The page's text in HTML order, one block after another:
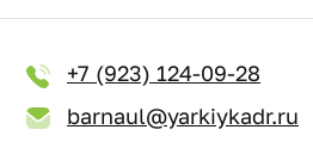
+7 (923) 124-09-28
barnaul@yarkiykadr.ru